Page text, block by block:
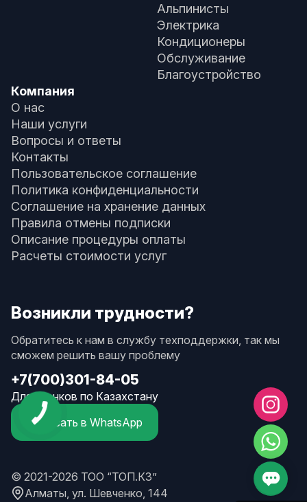
Альпинисты
Электрика
Кондиционеры
Обслуживание
Благоустройство
Компания
О нас
Наши услуги
Вопросы и ответы
Контакты
Пользовательское соглашение
Политика конфиденциальности
Соглашение на хранение данных
Правила отмены подписки
Описание процедуры оплаты
Расчеты стоимости услуг
Возникли трудности?
Обратитесь к нам в службу техподдержки, так мы
сможем решить вашу проблему
+7(700)301-84-05
Для звонков по Казахстану
Написать в WhatsApp
© 2021-2026 ТОО “ТОП.КЗ”
Алматы, ул. Шевченко, 144